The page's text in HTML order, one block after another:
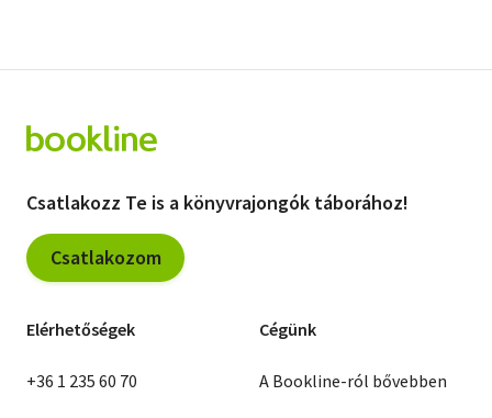
Csatlakozz Te is a könyvrajongók táborához!
Csatlakozom
Elérhetőségek
+36 1 235 60 70
Cégünk
A Bookline-ról bővebben